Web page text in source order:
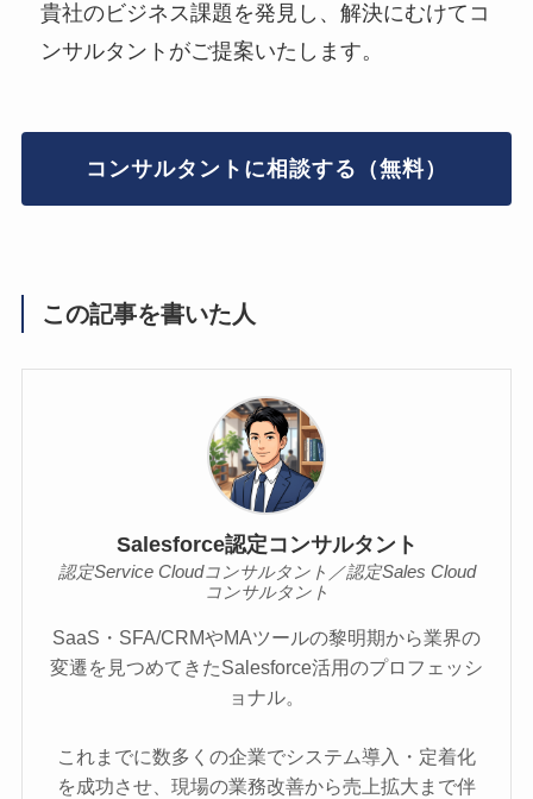
貴社のビジネス課題を発見し、解決にむけてコ
ンサルタントがご提案いたします。
コンサルタントに相談する（無料）
この記事を書いた人
Salesforce認定コンサルタント
認定Service Cloudコンサルタント／認定Sales Cloud
コンサルタント
SaaS・SFA/CRMやMAツールの黎明期から業界の
変遷を見つめてきたSalesforce活用のプロフェッシ
ョナル。
これまでに数多くの企業でシステム導入・定着化
を成功させ、現場の業務改善から売上拡大まで伴